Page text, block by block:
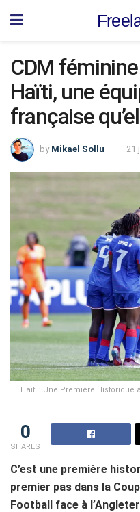
CDM
Haïti, une
française
by Mikael Sollu 21
Haïti : Une Première Historique
0
SHARES
C’est une première
premier pas dans la
Football face à